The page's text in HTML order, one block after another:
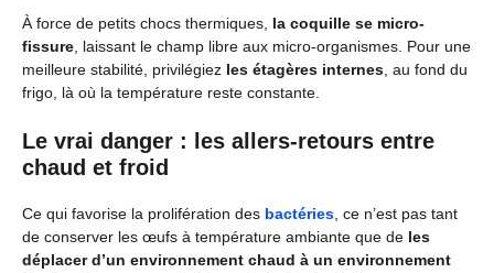
À force de petits chocs thermiques, la coquille se micro-
fissure , laissant le champ libre aux micro-organismes. Pour une
meilleure stabilité, privilégiez les étagères internes , au fond du
frigo, là où la température reste constante.
Le vrai danger : les allers-retours entre
chaud et froid
Ce qui favorise la prolifération des bactéries , ce n’est pas tant
de conserver les œufs à température ambiante que de les
déplacer d’un environnement chaud à un environnement